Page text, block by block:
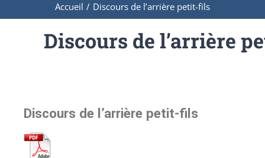
Accueil / Discours de l’arrière petit-fils
Discours de l’arrière
Discours de l’arrière petit-fils